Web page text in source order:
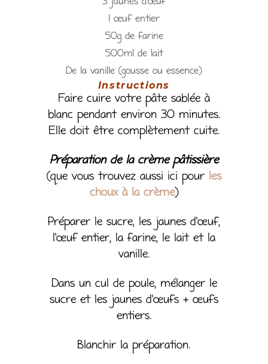
3 jaunes d’œuf
1 œuf entier
50g de farine
500ml de lait
De la vanille (gousse ou essence)
Instructions
Faire cuire votre pâte sablée à
blanc pendant environ 30 minutes.
Elle doit être complètement cuite.
Préparation de la crème pâtissière
(que vous trouvez aussi ici pour les
choux à la crème)
Préparer le sucre, les jaunes d’œuf,
l’œuf entier, la farine, le lait et la
vanille.
Dans un cul de poule, mélanger le
sucre et les jaunes d’œufs + œufs
entiers.
Blanchir la préparation.